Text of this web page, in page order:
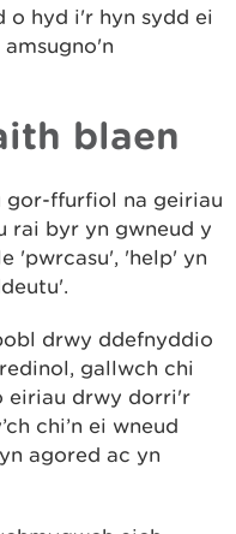
o hyd i'r hyn sydd ei
amsugno'n
blaen
gor-ffurfiol na geiriau
rai byr yn gwneud y
'pwrcasu', 'help' yn
drwy ddefnyddio
gallwch chi
eiriau drwy dorri'r
chi’n ei wneud
agored ac yn